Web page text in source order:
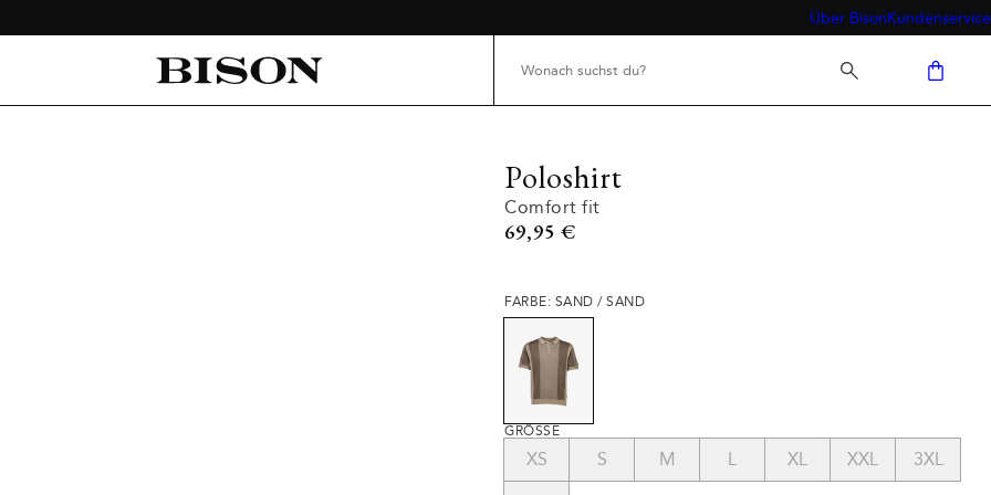
Über BisonKundenservice
Poloshirt
Comfort fit
Preis
69,95 €
FARBE: SAND / SAND
GRÖSSE
XS S M L XL XXL 3XL